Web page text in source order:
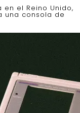
el Reino Unido,
una consola de